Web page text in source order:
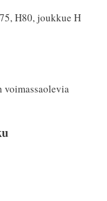
H80, joukkue H
voimassaolevia